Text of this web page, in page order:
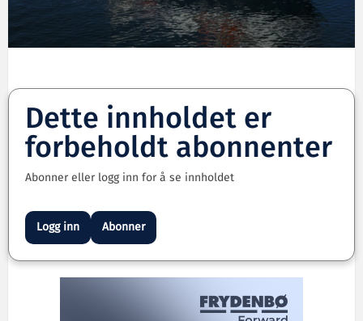
Dette innholdet er
forbeholdt abonnenter
Abonner eller logg inn for å se innholdet
Logg inn Abonner